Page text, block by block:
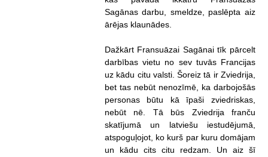
Sagānas darbu, smeldze, paslēpta aiz
ārējas klaunādes.
Dažkārt Fransuāzai Sagānai tīk pārcelt
darbības vietu no sev tuvās Francijas
uz kādu citu valsti. Šoreiz tā ir Zviedrija,
bet tas nebūt nenozīmē, ka darbojošās
personas būtu kā īpaši zviedriskas,
nebūt nē. Tā būs Zviedrija franču
skatījumā un latviešu iestudējumā,
atspoguļojot, ko kurš par kuru domājam
un kādu cits citu redzam. Un aiz šī